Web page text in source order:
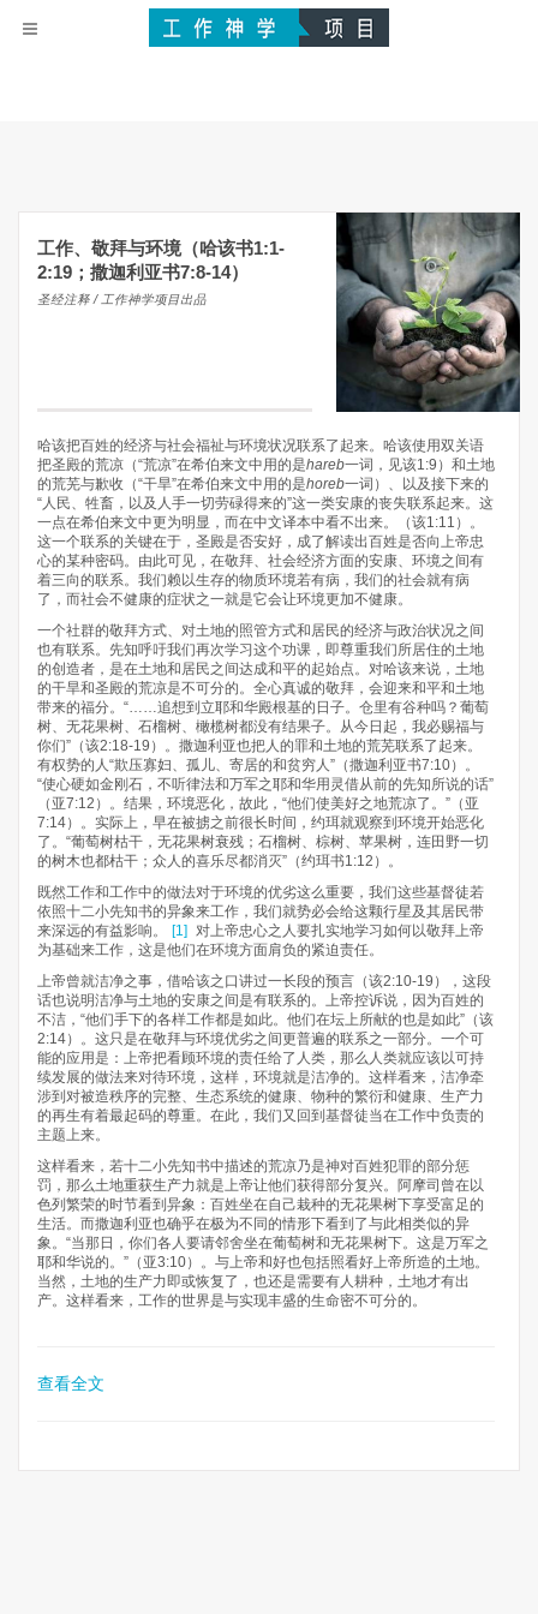
工作、敬拜与环境（哈该书1:1-
2:19；撒迦利亚书7:8-14）
圣经注释 / 工作神学项目出品
哈该把百姓的经济与社会福祉与环境状况联系了起来。哈该使用双关语
把圣殿的荒凉（“荒凉”在希伯来文中用的是hareb一词，见该1:9）和土地
的荒芜与歉收（“干旱”在希伯来文中用的是horeb一词）、以及接下来的
“人民、牲畜，以及人手一切劳碌得来的”这一类安康的丧失联系起来。这
一点在希伯来文中更为明显，而在中文译本中看不出来。（该1:11）。
这一个联系的关键在于，圣殿是否安好，成了解读出百姓是否向上帝忠
心的某种密码。由此可见，在敬拜、社会经济方面的安康、环境之间有
着三向的联系。我们赖以生存的物质环境若有病，我们的社会就有病
了，而社会不健康的症状之一就是它会让环境更加不健康。
一个社群的敬拜方式、对土地的照管方式和居民的经济与政治状况之间
也有联系。先知呼吁我们再次学习这个功课，即尊重我们所居住的土地
的创造者，是在土地和居民之间达成和平的起始点。对哈该来说，土地
的干旱和圣殿的荒凉是不可分的。全心真诚的敬拜，会迎来和平和土地
带来的福分。“……追想到立耶和华殿根基的日子。仓里有谷种吗？葡萄
树、无花果树、石榴树、橄榄树都没有结果子。从今日起，我必赐福与
你们”（该2:18-19）。撒迦利亚也把人的罪和土地的荒芜联系了起来。
有权势的人“欺压寡妇、孤儿、寄居的和贫穷人”（撒迦利亚书7:10）。
“使心硬如金刚石，不听律法和万军之耶和华用灵借从前的先知所说的话”
（亚7:12）。结果，环境恶化，故此，“他们使美好之地荒凉了。”（亚
7:14）。实际上，早在被掳之前很长时间，约珥就观察到环境开始恶化
了。“葡萄树枯干，无花果树衰残；石榴树、棕树、苹果树，连田野一切
的树木也都枯干；众人的喜乐尽都消灭”（约珥书1:12）。
既然工作和工作中的做法对于环境的优劣这么重要，我们这些基督徒若
依照十二小先知书的异象来工作，我们就势必会给这颗行星及其居民带
来深远的有益影响。
[1] 对上帝忠心之人要扎实地学习如何以敬拜上帝
为基础来工作，这是他们在环境方面肩负的紧迫责任。
上帝曾就洁净之事，借哈该之口讲过一长段的预言（该2:10-19），这段
话也说明洁净与土地的安康之间是有联系的。上帝控诉说，因为百姓的
不洁，“他们手下的各样工作都是如此。他们在坛上所献的也是如此”（该
2:14）。这只是在敬拜与环境优劣之间更普遍的联系之一部分。一个可
能的应用是：上帝把看顾环境的责任给了人类，那么人类就应该以可持
续发展的做法来对待环境，这样，环境就是洁净的。这样看来，洁净牵
涉到对被造秩序的完整、生态系统的健康、物种的繁衍和健康、生产力
的再生有着最起码的尊重。在此，我们又回到基督徒当在工作中负责的
主题上来。
这样看来，若十二小先知书中描述的荒凉乃是神对百姓犯罪的部分惩
罚，那么土地重获生产力就是上帝让他们获得部分复兴。阿摩司曾在以
色列繁荣的时节看到异象：百姓坐在自己栽种的无花果树下享受富足的
生活。而撒迦利亚也确乎在极为不同的情形下看到了与此相类似的异
象。“当那日，你们各人要请邻舍坐在葡萄树和无花果树下。这是万军之
耶和华说的。”（亚3:10）。与上帝和好也包括照看好上帝所造的土地。
当然，土地的生产力即或恢复了，也还是需要有人耕种，土地才有出
产。这样看来，工作的世界是与实现丰盛的生命密不可分的。
查看全文